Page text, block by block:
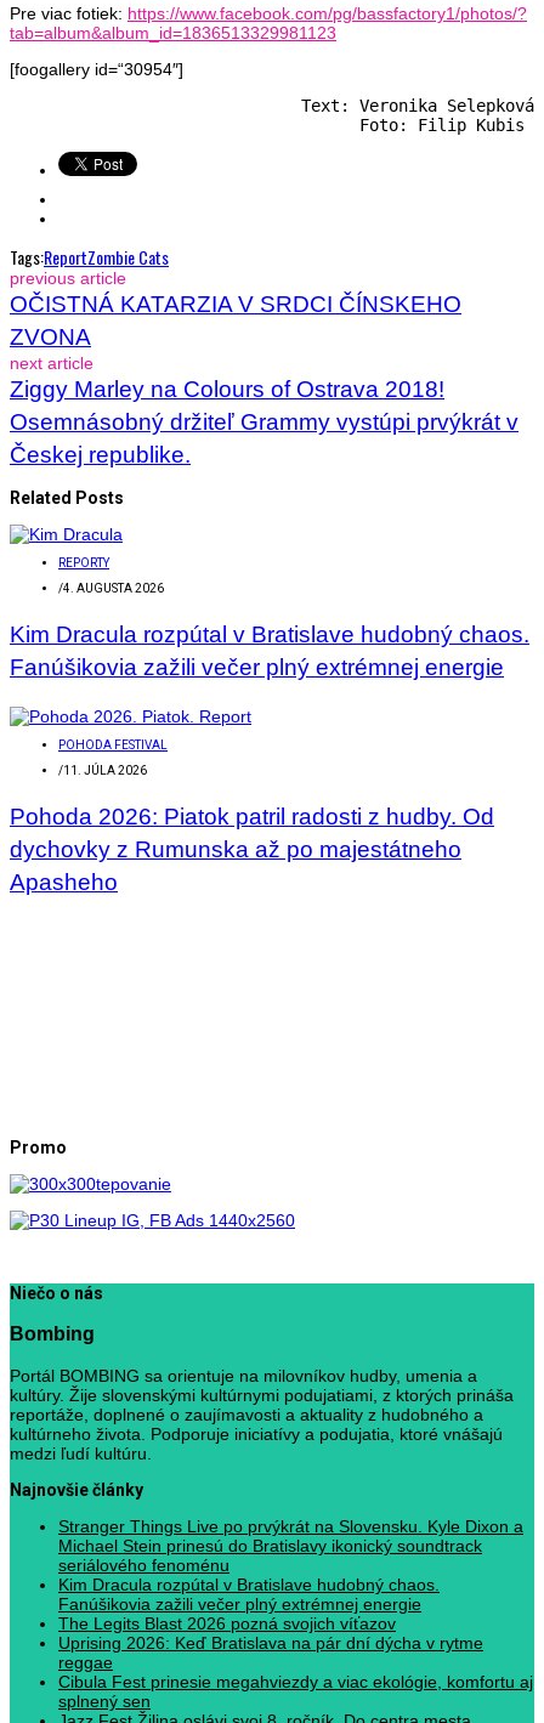
Pre viac fotiek: https://www.facebook. com/pg/bassfactory1/photos/?
tab=album&album_id=1836513329981123
[foogallery id=“30954″]
Text: Veronika Selepková
Foto: Filip Kubis
Tags:ReportZombie Cats
previous article
OČISTNÁ KATARZIA V SRDCI ČÍNSKEHO
ZVONA
next article
Ziggy Marley na Colours of Ostrava 2018!
Osemnásobný držiteľ Grammy vystúpi prvýkrát v
Českej republike.
Related Posts
REPORTY
/4. AUGUSTA 2026
Kim Dracula rozpútal v Bratislave hudobný chaos.
Fanúšikovia zažili večer plný extrémnej energie
POHODA FESTIVAL
/11. JÚLA 2026
Pohoda 2026: Piatok patril radosti z hudby. Od
dychovky z Rumunska až po majestátneho
Apasheho
Promo
Niečo o nás
Bombing
Portál BOMBING sa orientuje na milovníkov hudby, umenia a
kultúry. Žije slovenskými kultúrnymi podujatiami, z ktorých prináša
reportáže, doplnené o zaujímavosti a aktuality z hudobného a
kultúrneho života. Podporuje iniciatívy a podujatia, ktoré vnášajú
medzi ľudí kultúru.
Najnovšie články
Stranger Things Live po prvýkrát na Slovensku. Kyle Dixon a
Michael Stein prinesú do Bratislavy ikonický soundtrack
seriálového fenoménu
Kim Dracula rozpútal v Bratislave hudobný chaos.
Fanúšikovia zažili večer plný extrémnej energie
The Legits Blast 2026 pozná svojich víťazov
Uprising 2026: Keď Bratislava na pár dní dýcha v rytme
reggae
Cibula Fest prinesie megahviezdy a viac ekológie, komfortu aj
splnený sen